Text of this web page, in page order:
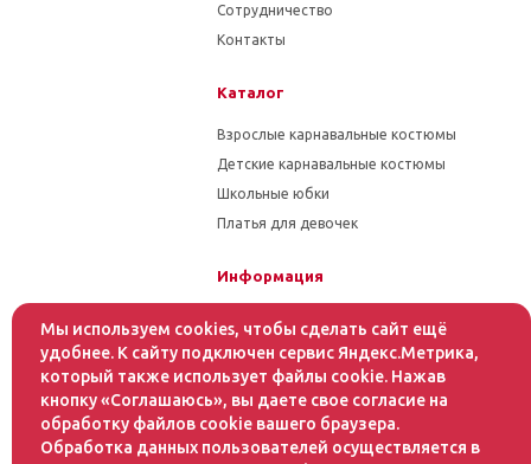
Сотрудничество
Контакты
Каталог
Взрослые карнавальные костюмы
Детские карнавальные костюмы
Школьные юбки
Платья для девочек
Информация
Гарантия на товар
Условия оплаты
Условия доставки
Помощь
Мы используем cookies, чтобы сделать сайт ещё
удобнее. К сайту подключен сервис Яндекс.Метрика,
который также использует файлы cookie. Нажав
кнопку «Соглашаюсь», вы даете свое согласие на
обработку файлов cookie вашего браузера.
Обработка данных пользователей осуществляется в